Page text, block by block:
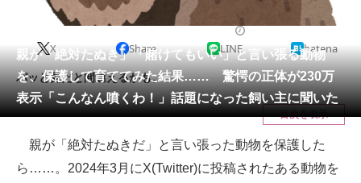
会員記事
メディア
注目記事を集めた総合ページ
ITの今と未来を見通す
親が「絶対たぬき」「賭けてもいい」と言い張る動物
を、保護して育ててみた結果…… 驚愕の正体が230万
表示「こんなん噴くわ！」話題になった飼い主に聞いた
X Share LINE hatena
パッと見だと間違えるかも。
目次を表示
親が「絶対たぬきだ」と言い張った動物を保護した
ら……。2024年3月にX(Twitter)に投稿されたある動物を